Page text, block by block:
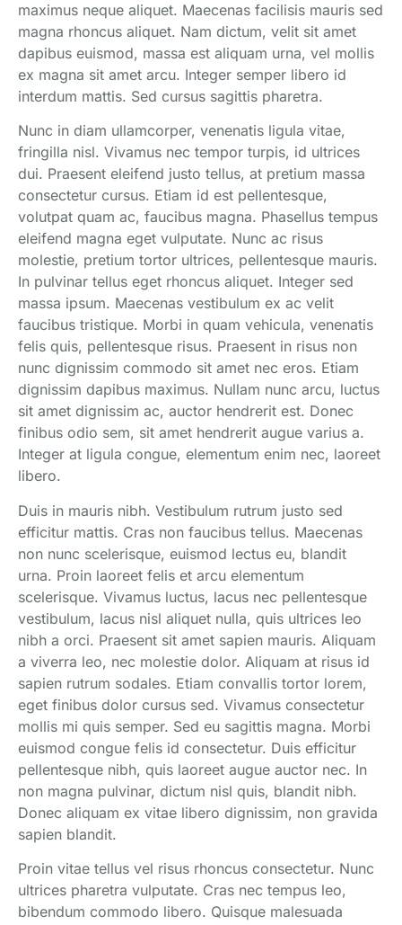
maximus neque aliquet. Maecenas facilisis mauris sed
magna rhoncus aliquet. Nam dictum, velit sit amet
dapibus euismod, massa est aliquam urna, vel mollis
ex magna sit amet arcu. Integer semper libero id
interdum mattis. Sed cursus sagittis pharetra.
Nunc in diam ullamcorper, venenatis ligula vitae,
fringilla nisl. Vivamus nec tempor turpis, id ultrices
dui. Praesent eleifend justo tellus, at pretium massa
consectetur cursus. Etiam id est pellentesque,
volutpat quam ac, faucibus magna. Phasellus tempus
eleifend magna eget vulputate. Nunc ac risus
molestie, pretium tortor ultrices, pellentesque mauris.
In pulvinar tellus eget rhoncus aliquet. Integer sed
massa ipsum. Maecenas vestibulum ex ac velit
faucibus tristique. Morbi in quam vehicula, venenatis
felis quis, pellentesque risus. Praesent in risus non
nunc dignissim commodo sit amet nec eros. Etiam
dignissim dapibus maximus. Nullam nunc arcu, luctus
sit amet dignissim ac, auctor hendrerit est. Donec
finibus odio sem, sit amet hendrerit augue varius a.
Integer at ligula congue, elementum enim nec, laoreet
libero.
Duis in mauris nibh. Vestibulum rutrum justo sed
efficitur mattis. Cras non faucibus tellus. Maecenas
non nunc scelerisque, euismod lectus eu, blandit
urna. Proin laoreet felis et arcu elementum
scelerisque. Vivamus luctus, lacus nec pellentesque
vestibulum, lacus nisl aliquet nulla, quis ultrices leo
nibh a orci. Praesent sit amet sapien mauris. Aliquam
a viverra leo, nec molestie dolor. Aliquam at risus id
sapien rutrum sodales. Etiam convallis tortor lorem,
eget finibus dolor cursus sed. Vivamus consectetur
mollis mi quis semper. Sed eu sagittis magna. Morbi
euismod congue felis id consectetur. Duis efficitur
pellentesque nibh, quis laoreet augue auctor nec. In
non magna pulvinar, dictum nisl quis, blandit nibh.
Donec aliquam ex vitae libero dignissim, non gravida
sapien blandit.
Proin vitae tellus vel risus rhoncus consectetur. Nunc
ultrices pharetra vulputate. Cras nec tempus leo,
bibendum commodo libero. Quisque malesuada